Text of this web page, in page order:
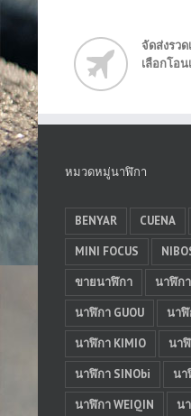
จัดส่งรวด
เลือกโอน
หมวดหมู่นาฬิกา
BENYAR CUENA
MINI FOCUS
ขายนาฬิกา
นาฬิก
นาฬิกา GUOU
นาฬิ
นาฬิกา KIMIO
นาฬิ
นาฬิกา SINObi
นา
นาฬิกา WEIQIN
น